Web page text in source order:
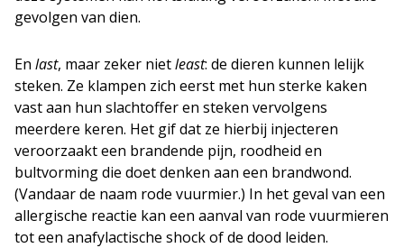
gevolgen van dien.
En last, maar zeker nietleast: de dieren kunnen lelijk
steken. Ze klampen zich eerst met hun sterke kaken
vast aan hun slachtoffer en steken vervolgens
meerdere keren. Het gif dat ze hierbij injecteren
veroorzaakt een brandende pijn, roodheid en
bultvorming die doet denken aan een brandwond.
(Vandaar de naam rode vuurmier.) In het geval van een
allergische reactie kan een aanval van rode vuurmieren
tot een anafylactische shock of de dood leiden.